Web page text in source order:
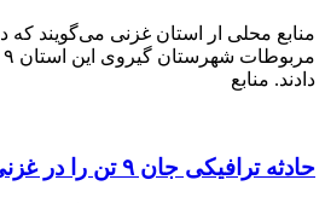
محلی ار استان غزنی می‌گویند که در اثر
مربوطات
جان ۹ تن را در غزنی گرفت